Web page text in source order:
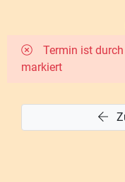
Termin ist
markiert